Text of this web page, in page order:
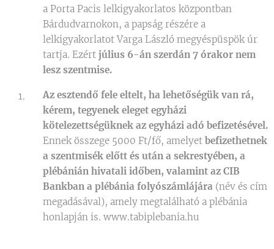
a Porta Pacis lelkigyakorlatos központban
Bárdudvarnokon, a papság részére a
lelkigyakorlatot Varga László megyéspüspök úr
tartja. Ezért július 6-án szerdán 7 órakor nem
lesz szentmise.
Az esztendő fele eltelt, ha lehetőségük van rá,
kérem, tegyenek eleget egyházi
kötelezettségüknek az egyházi adó befizetésével.
Ennek összege 5000 Ft/fő, amelyet befizethetnek
a szentmisék előtt és után a sekrestyében, a
plébánián hivatali időben, valamint az CIB
Bankban a plébánia folyószámlájára (név és cím
megadásával), amely megtalálható a plébánia
honlapján is. www.tabiplebania.hu